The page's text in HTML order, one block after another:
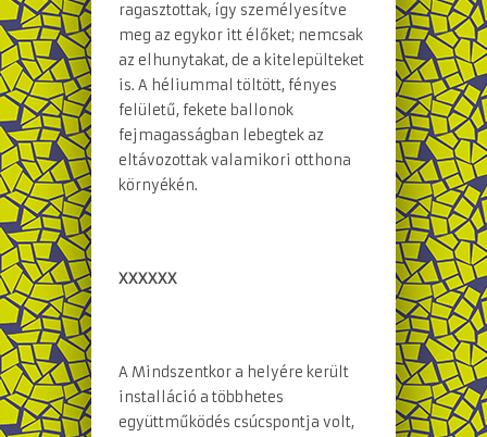
ragasztottak, így személyesítve
meg az egykor itt élőket; nemcsak
az elhunytakat, de a kitelepülteket
is. A héliummal töltött, fényes
felületű, fekete ballonok
fejmagasságban lebegtek az
eltávozottak valamikori otthona
környékén.
XXXXXX
A Mindszentkor a helyére került
installáció a többhetes
együttműködés csúcspontja volt,